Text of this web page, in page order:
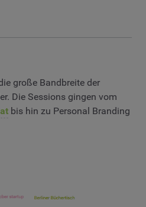
große Bandbreite der
Die Sessions gingen vom
bis hin zu Personal Branding